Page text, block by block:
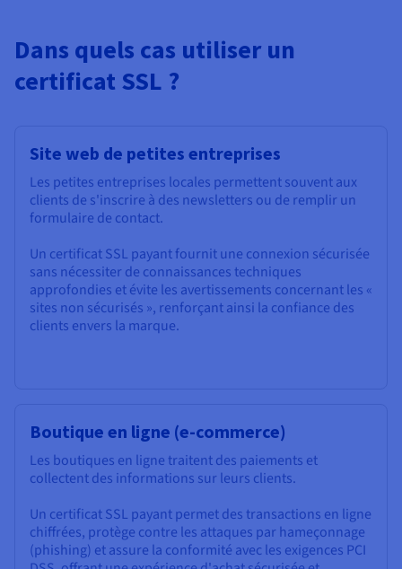
Dans quels cas utiliser un
certificat SSL ?
Site web de petites entreprises
Les petites entreprises locales permettent souvent aux
clients de s'inscrire à des newsletters ou de remplir un
formulaire de contact.
Un certificat SSL payant fournit une connexion sécurisée
sans nécessiter de connaissances techniques
approfondies et évite les avertissements concernant les «
sites non sécurisés », renforçant ainsi la confiance des
clients envers la marque.
Boutique en ligne (e-commerce)
Les boutiques en ligne traitent des paiements et
collectent des informations sur leurs clients.
Un certificat SSL payant permet des transactions en ligne
chiffrées, protège contre les attaques par hameçonnage
(phishing) et assure la conformité avec les exigences PCI